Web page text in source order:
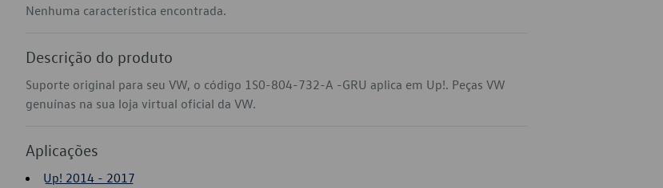
Nenhuma característica encontrada.
Descrição do produto
Suporte original para seu VW, o código 1S0-804-732-A -GRU aplica em Up!. Peças VW
genuínas na sua loja virtual oficial da VW.
Aplicações
Up! 2014 - 2017